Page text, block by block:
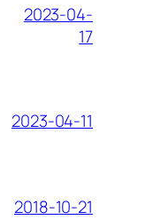
2023-04-
17
2023-04-11
2018-10-21